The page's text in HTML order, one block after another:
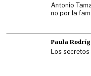
Antonio
no por la
Paula
Los secretos